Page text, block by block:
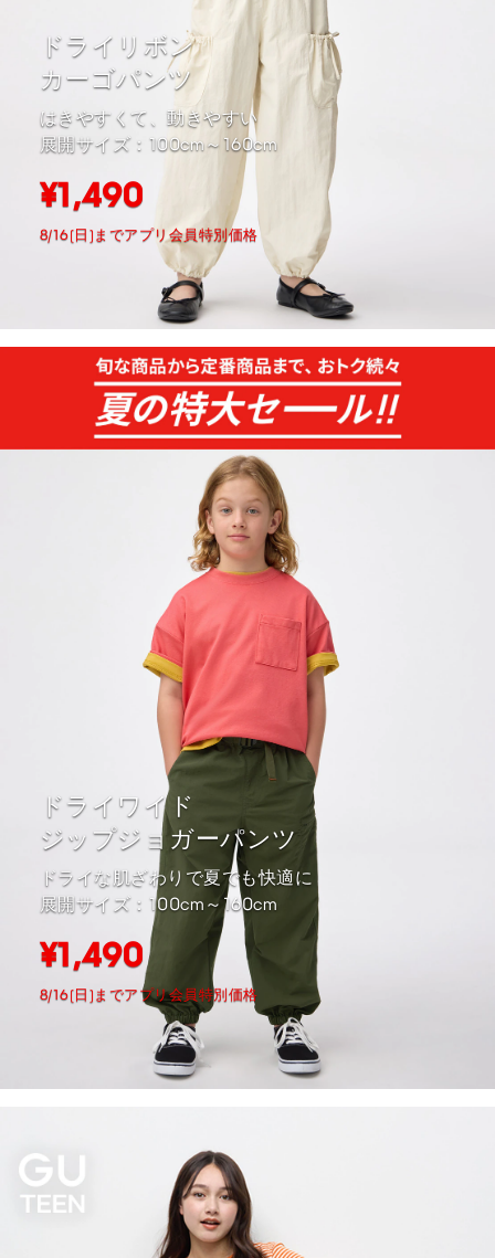
ドライリボン
カーゴパンツ
はきやすくて、動きやすい
展開サイズ：100cm～160cm
¥1,490
8/16(日)までアプリ会員特別価格
ドライワイド
ジップジョガーパンツ
ドライな肌ざわりで夏でも快適に
展開サイズ：100cm～160cm
¥1,490
8/16(日)までアプリ会員特別価格